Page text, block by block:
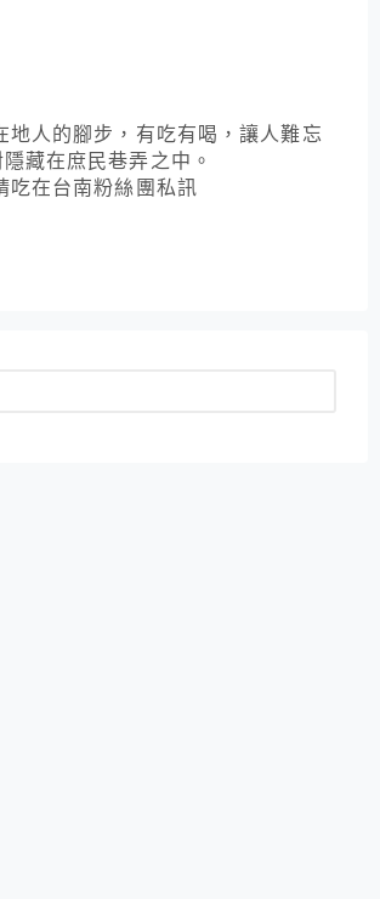
地人的腳步，有吃有喝，讓人難忘
藏在庶民巷弄之中。
吃在台南粉絲團私訊